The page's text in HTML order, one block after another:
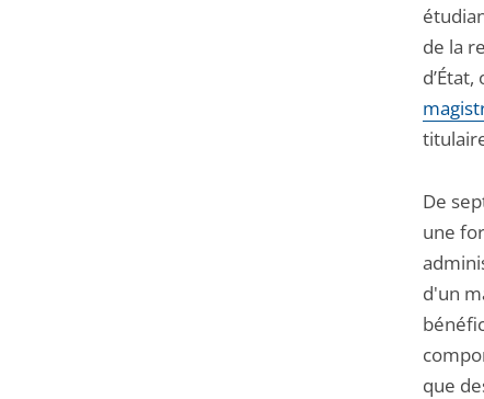
de la
De
une
d'un
que